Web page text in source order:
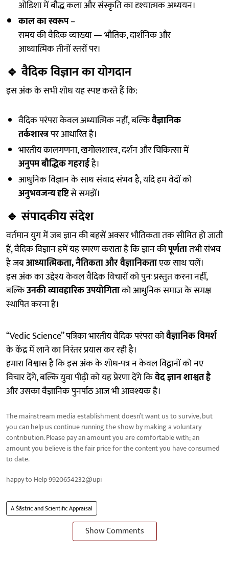
ओडिशा में बौद्ध कला और संस्कृति का दृश्यात्मक अध्ययन।
काल का स्वरूप–
समय की वैदिक व्याख्या — भौतिक, दार्शनिक और
आध्यात्मिक तीनों स्तरों पर।
🔹वैदिक विज्ञान का योगदान
इस अंक के सभी शोध यह स्पष्ट करते हैं कि:
वैदिक परंपरा केवल अध्यात्मिक नहीं, बल्किवैज्ञानिक
तर्कशास्त्रपर आधारित है।
भारतीय कालगणना, खगोलशास्त्र, दर्शन और चिकित्सा में
अनुपम बौद्धिक गहराईहै।
आधुनिक विज्ञान के साथ संवाद संभव है, यदि हम वेदों को
अनुभवजन्य दृष्टिसे समझें।
🔹संपादकीय संदेश
वर्तमान युग में जब ज्ञान की बहसें अक्सर भौतिकता तक सीमित हो जाती
हैं, वैदिक विज्ञान हमें यह स्मरण कराता है कि ज्ञान कीपूर्णतातभी संभव
है जबआध्यात्मिकता, नैतिकता और वैज्ञानिकताएक साथ चलें।
इस अंक का उद्देश्य केवल वैदिक विचारों को पुनः प्रस्तुत करना नहीं,
बल्किउनकी व्यावहारिक उपयोगिताको आधुनिक समाज के समक्ष
स्थापित करना है।
“Vedic Science” पत्रिका भारतीय वैदिक परंपरा कोवैज्ञानिक विमर्श
के केंद्र में लाने का निरंतर प्रयास कर रही है।
हमारा विश्वास है कि इस अंक के शोध-पत्र न केवल विद्वानों को नए
विचार देंगे, बल्कि युवा पीढ़ी को यह प्रेरणा देंगे किवेद ज्ञान शाश्वत है
और उसका वैज्ञानिक पुनर्पाठ आज भी आवश्यक है।
The mainstream media establishment doesn’t want us to survive, but
you can help us continue running the show by making a voluntary
contribution. Please pay an amount you are comfortable with; an
amount you believe is the fair price for the content you have consumed
to date.
happy to Help 9920654232@upi
A Śāstric and Scientific Appraisal
Show Comments